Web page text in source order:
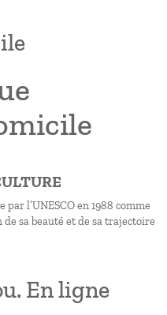
l’UNESCO en 1988 comme
sa beauté et de sa trajectoire
En ligne